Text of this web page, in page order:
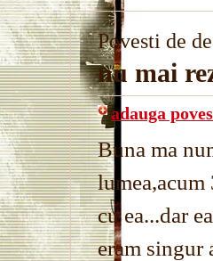
Povesti de
nu mai
adauga
Buna ma
lumea,acum
cu ea...dar
eram singur